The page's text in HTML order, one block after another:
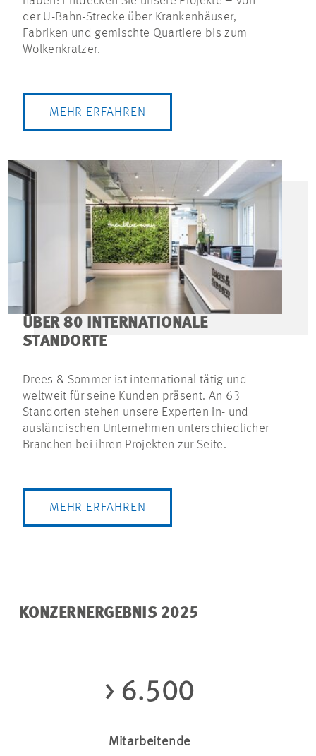
der U-Bahn-Strecke über Krankenhäuser,
Fabriken und gemischte Quartiere bis zum
Wolkenkratzer.
MEHR ERFAHREN
ÜBER 80 INTERNATIONALE
STANDORTE
Drees & Sommer ist international tätig und
weltweit für seine Kunden präsent. An 63
Standorten stehen unsere Experten in- und
ausländischen Unternehmen unterschiedlicher
Branchen bei ihren Projekten zur Seite.
MEHR ERFAHREN
KONZERNERGEBNIS 2025
> 6.500
Mitarbeitende